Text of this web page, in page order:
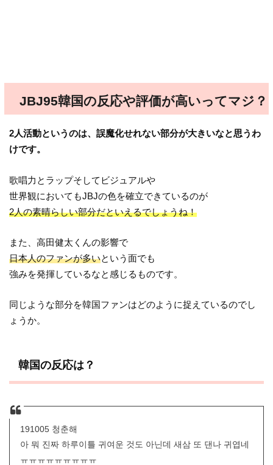
JBJ95韓国の反応や評価が高いってマジ？
2人活動というのは、誤魔化せれない部分が大きいなと思うわ
けです。
歌唱力とラップそしてビジュアルや
世界観においてもJBJの色を確立できているのが
2人の素晴らしい部分だといえるでしょうね！
また、高田健太くんの影響で
日本人のファンが多いという面でも
強みを発揮しているなと感じるものです。
同じような部分を韓国ファンはどのように捉えているのでし
ょうか。
韓国の反応は？
191005 청춘해
아 뭐 진짜 하루이틀 귀여운 것도 아닌데 새삼 또 댄나 귀엽네
ㅠㅠㅠㅠㅠㅠㅠㅠㅠ